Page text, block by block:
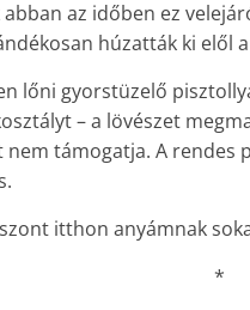
az időben ez
húzatták ki elől
lőni gyorstüzelő
– a lövészet
nem támogatja. A
itthon anyámnak
*